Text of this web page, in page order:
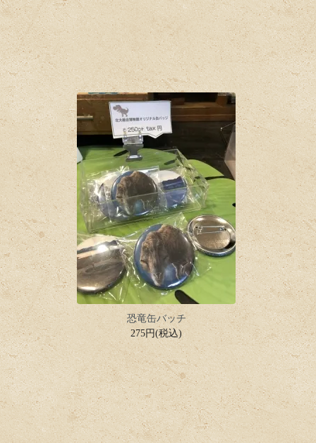
恐竜缶バッチ
275円(税込)